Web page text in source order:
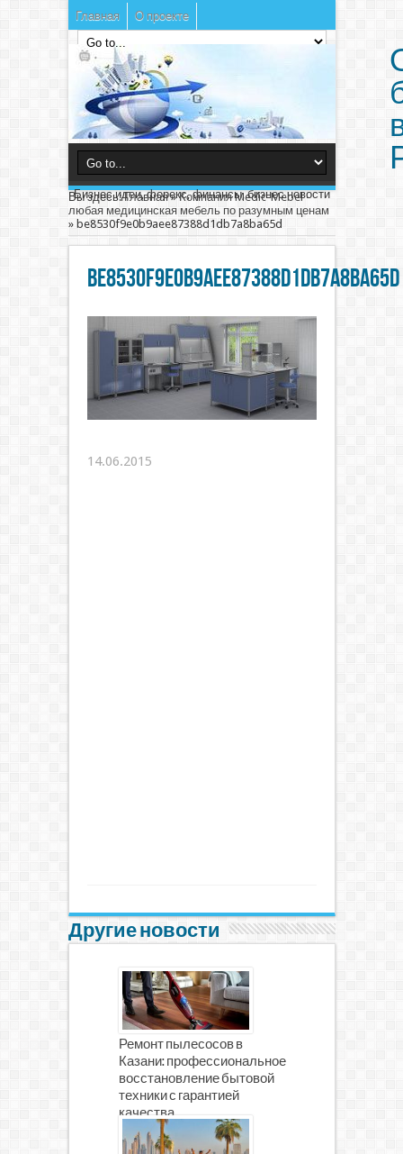
Главная О проекте
Бизнес идеи, форекс, финансы, бизнес новости
Вы здесь:Главная»Компания Medic-Mebel -
любая медицинская мебель по разумным ценам
» be8530f9e0b9aee87388d1db7a8ba65d
be8530f9e0b9aee87388d1db7a8ba65d
14.06.2015
Другие новости
Ремонт пылесосов в
Казани: профессиональное
восстановление бытовой
техники с гарантией
качества